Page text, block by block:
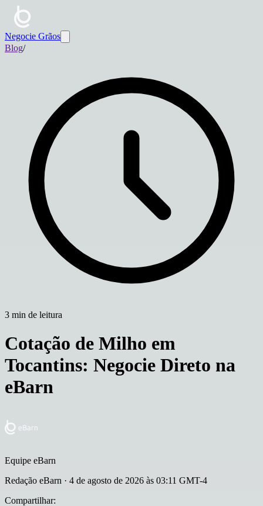
Negocie Grãos
Blog/
3 min de leitura
Cotação de Milho em
Tocantins: Negocie Direto na
eBarn
Equipe eBarn
Redação eBarn · 4 de agosto de 2026 às 03:11 GMT-4
Compartilhar: